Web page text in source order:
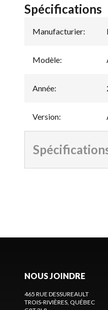
Spécifications
Manufacturier:
Modèle:
Année:
Version:
NOUS JOINDRE
465 RUE DESSUREAULT
TROIS-RIVIÈRES, QUÉBEC